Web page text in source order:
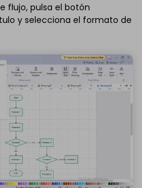
flujo, pulsa el botón
y selecciona el formato de